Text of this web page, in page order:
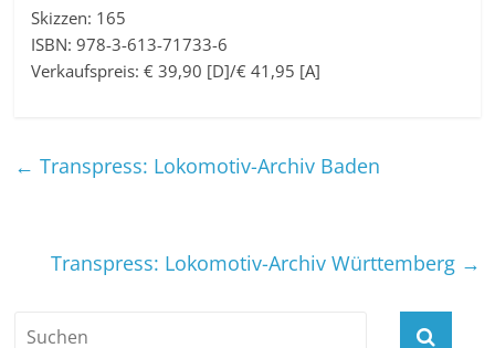
Skizzen: 165
ISBN: 978-3-613-71733-6
Verkaufspreis: € 39,90 [D]/€ 41,95 [A]
← Transpress: Lokomotiv-Archiv Baden
Transpress: Lokomotiv-Archiv Württemberg →